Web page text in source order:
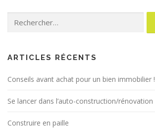
ARTICLES RÉCENTS
Conseils avant achat pour un bien immobilier !
Se lancer dans l’auto-construction/rénovation
Construire en paille